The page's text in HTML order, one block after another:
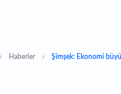
Haberler Şimşek: Ekonomi